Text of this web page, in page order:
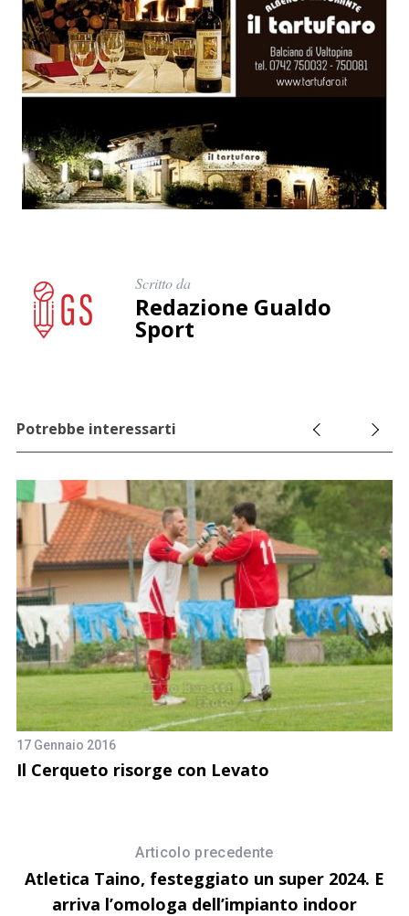
Scritto da
Redazione Gualdo
Sport
Potrebbe interessarti
17 Gennaio 2016
Il Cerqueto risorge con Levato
Articolo precedente
Atletica Taino, festeggiato un super 2024. E
arriva l’omologa dell’impianto indoor